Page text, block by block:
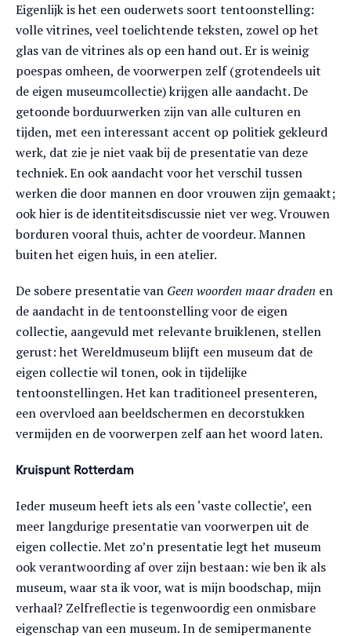
Eigenlijk is het een ouderwets soort tentoonstelling:
volle vitrines, veel toelichtende teksten, zowel op het
glas van de vitrines als op een hand out. Er is weinig
poespas omheen, de voorwerpen zelf (grotendeels uit
de eigen museumcollectie) krijgen alle aandacht. De
getoonde borduurwerken zijn van alle culturen en
tijden, met een interessant accent op politiek gekleurd
werk, dat zie je niet vaak bij de presentatie van deze
techniek. En ook aandacht voor het verschil tussen
werken die door mannen en door vrouwen zijn gemaakt;
ook hier is de identiteitsdiscussie niet ver weg. Vrouwen
borduren vooral thuis, achter de voordeur. Mannen
buiten het eigen huis, in een atelier.
De sobere presentatie van Geen woorden maar draden en
de aandacht in de tentoonstelling voor de eigen
collectie, aangevuld met relevante bruiklenen, stellen
gerust: het Wereldmuseum blijft een museum dat de
eigen collectie wil tonen, ook in tijdelijke
tentoonstellingen. Het kan traditioneel presenteren,
een overvloed aan beeldschermen en decorstukken
vermijden en de voorwerpen zelf aan het woord laten.
Kruispunt Rotterdam
Ieder museum heeft iets als een ‘vaste collectie’, een
meer langdurige presentatie van voorwerpen uit de
eigen collectie. Met zo’n presentatie legt het museum
ook verantwoording af over zijn bestaan: wie ben ik als
museum, waar sta ik voor, wat is mijn boodschap, mijn
verhaal? Zelfreflectie is tegenwoordig een onmisbare
eigenschap van een museum. In de semipermanente